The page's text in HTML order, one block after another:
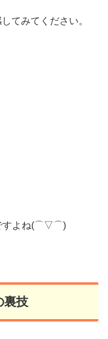
てみてください。
すよね(⌒▽⌒)
裏技